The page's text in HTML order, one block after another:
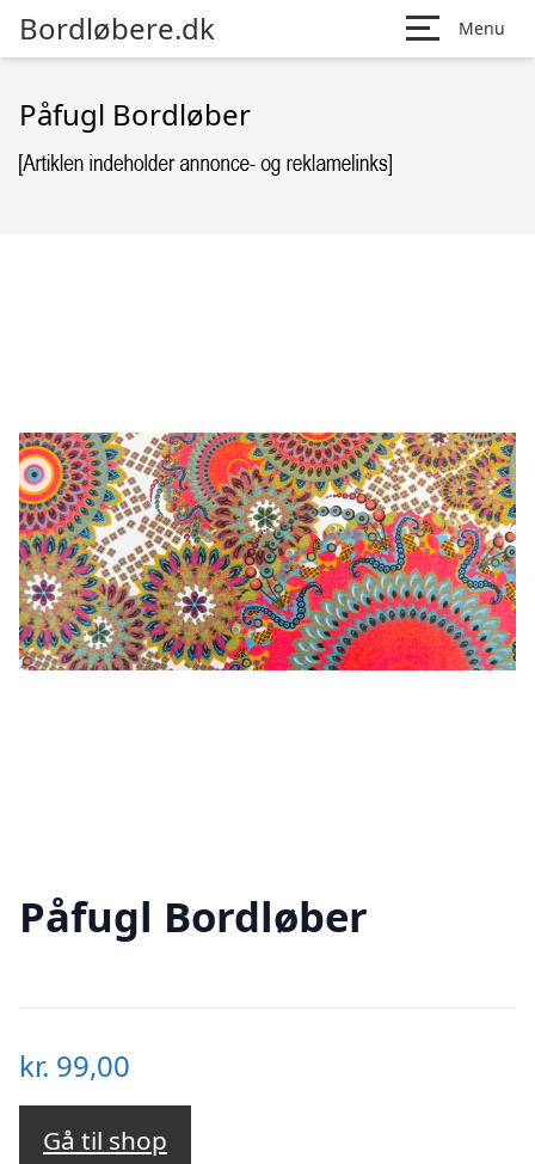
Bordløbere.dk Menu
Påfugl Bordløber
Påfugl Bordløber
kr. 99,00
Gå til shop